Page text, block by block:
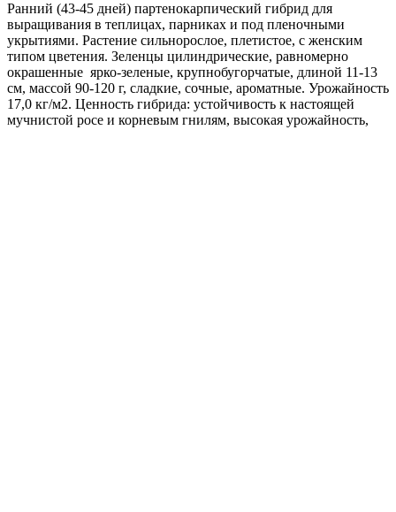
Ранний (43-45 дней) партенокарпический гибрид для
выращивания в теплицах, парниках и под пленочными
укрытиями. Растение сильнорослое, плетистое, с женским
типом цветения. Зеленцы цилиндрические, равномерно
окрашенные ярко-зеленые, крупнобугорчатые, длиной 11-13
см, массой 90-120 г, сладкие, сочные, ароматные. Урожайность
17,0 кг/м2. Ценность гибрида: устойчивость к настоящей
мучнистой росе и корневым гнилям, высокая урожайность,